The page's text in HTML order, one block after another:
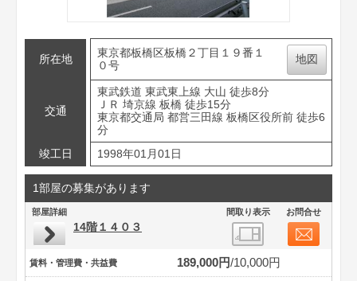
所在地
東京都板橋区板橋２丁目１９番１
０号
地図
交通
東武鉄道 東武東上線 大山 徒歩8分
ＪＲ 埼京線 板橋 徒歩15分
東京都交通局 都営三田線 板橋区役所前 徒歩6
分
竣工日
1998年01月01日
1部屋の募集があります
部屋詳細 間取り表示 お問合せ
14階１４０３
賃料・管理費・共益費 189,000円 10,000円